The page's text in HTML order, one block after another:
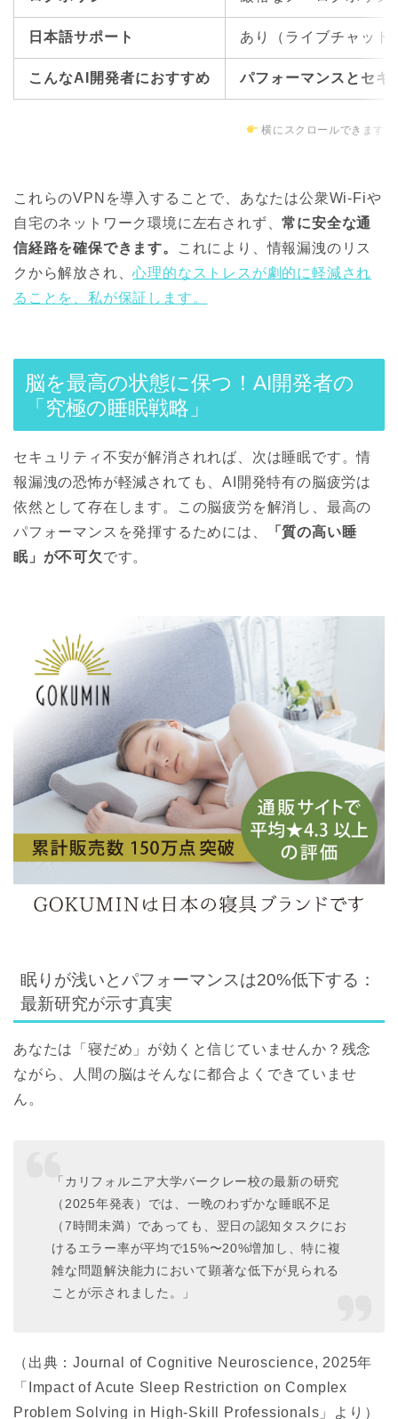
日本語サポート あり（ライブチャット
こんなAI開発者におすすめ パフォーマンスとセキ
横にスクロールできます
これらのVPNを導入することで、あなたは公衆Wi-Fiや
自宅のネットワーク環境に左右されず、常に安全な通
信経路を確保できます。
これにより、情報漏洩のリス
クから解放され、心理的なストレスが劇的に軽減され
ることを、私が保証します。
脳を最高の状態に保つ！AI開発者の
「究極の睡眠戦略」
セキュリティ不安が解消されれば、次は睡眠です。情
報漏洩の恐怖が軽減されても、AI開発特有の脳疲労は
依然として存在します。この脳疲労を解消し、最高の
パフォーマンスを発揮するためには、
「質の高い睡
眠」が不可欠です。
眠りが浅いとパフォーマンスは20%低下する：
最新研究が示す真実
あなたは「寝だめ」が効くと信じていませんか？残念
ながら、人間の脳はそんなに都合よくできていませ
ん。
「カリフォルニア大学バークレー校の最新の研究
（2025年発表）では、一晩のわずかな睡眠不足
（7時間未満）であっても、翌日の認知タスクにお
けるエラー率が平均で15%〜20%増加し、特に複
雑な問題解決能力において顕著な低下が見られる
ことが示されました。」
（出典：Journal of Cognitive Neuroscience, 2025年
「Impact of Acute Sleep Restriction on Complex
Problem Solving in High-Skill Professionals」より）